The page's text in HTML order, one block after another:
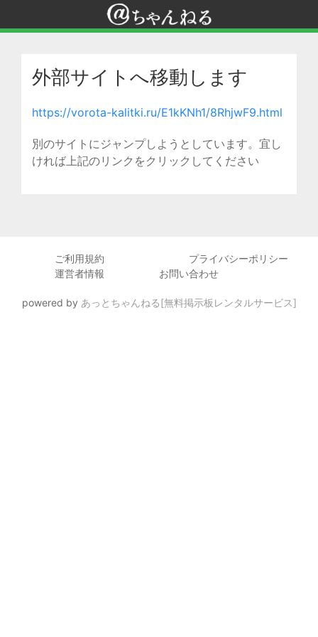
外部サイトへ移動します
https://vorota-kalitki.ru/E1kKNh1/8RhjwF9.html
別のサイトにジャンプしようとしています。宜し
ければ上記のリンクをクリックしてください
ご利用規約
プライバシーポリシー
運営者情報
お問い合わせ
powered by あっとちゃんねる[無料掲示板レンタルサービス]